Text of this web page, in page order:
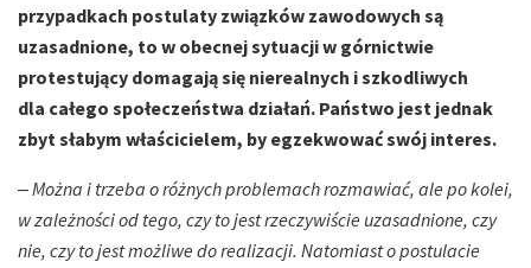
przypadkach postulaty związków zawodowych są
uzasadnione, to w obecnej sytuacji w górnictwie
protestujący domagają się nierealnych i szkodliwych
dla całego społeczeństwa działań. Państwo jest jednak
zbyt słabym właścicielem, by egzekwować swój interes.
‒Można i trzeba o różnych problemach rozmawiać, ale po kolei,
w zależności od tego, czy to jest rzeczywiście uzasadnione, czy
nie, czy to jest możliwe do realizacji. Natomiast o postulacie